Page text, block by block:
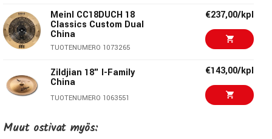
Tekniset tiedot:
18”
LV8018CH-S
Paksuus:Medium thin
Zildjian - Genuine Turkish Cymbals
Meinl CC18DUCH 18
Classics Custom Dual
China
TUOTENUMERO 1073265
€237,00/kpl
Zildjian 18" I-Family
China
TUOTENUMERO 1063551
€143,00/kpl
Zildjian 18" S-Family
China
Muut ostivat myös: